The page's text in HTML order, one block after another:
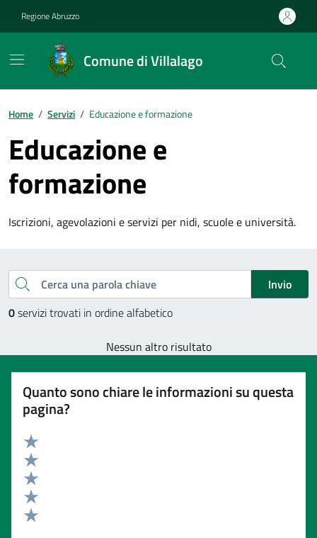
Regione Abruzzo
Comune di Villalago
Contenuti in evidenza
Home / Servizi / Educazione e formazione
Educazione e
formazione
Iscrizioni, agevolazioni e servizi per nidi, scuole e università.
Esplora tutti i servizi
Cerca una parola chiave
Invio
0servizi trovati in ordine alfabetico
Nessun altro risultato
Quanto sono chiare le informazioni su questa
pagina?
Valuta 5 stelle su 5
Valuta 4 stelle su 5
Valuta 3 stelle su 5
Valuta 2 stelle su 5